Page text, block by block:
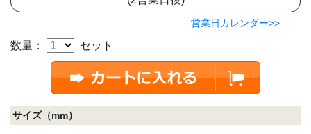
営業日カレンダー>>
数量： セット
サイズ（mm）